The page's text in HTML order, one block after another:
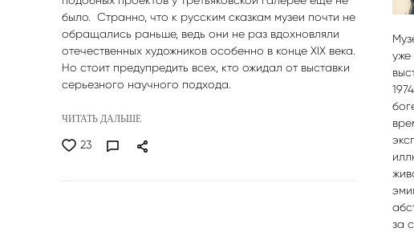
было. Странно, что к русским сказкам музеи почти не
обращались раньше, ведь они не раз вдохновляли
отечественных художников особенно в конце XIX века.
Но стоит предупредить всех, кто ожидал от выставки
серьезного научного подхода.
ЧИТАТЬ ДАЛЬШЕ
23
за